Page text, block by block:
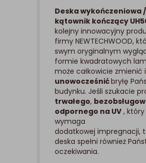
Deska wykończeniowa /
kątownik kończący
kolejny innowacyjny
firmy NEWTECHWOOD,
swym oryginalnym
formie kwadratowych
może całkowicie zmienić i
unowocześnićbryłę
budynku. Jeśli szukacie
trwałego,
odpornego na UV ,
wymaga
dodatkowej impregnacji,
deska spełni również
oczekiwania.